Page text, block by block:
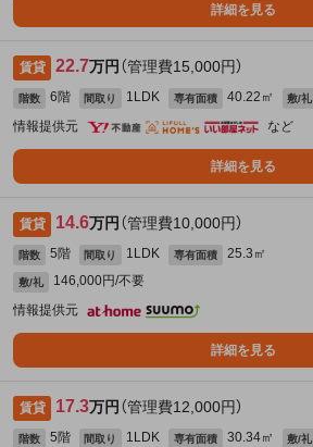
詳細を見る
賃貸 22.7万円 （管理費15,000円）
階数 6階 間取り 1LDK 専有面積 40.22㎡ 敷/礼
情報提供元
など
詳細を見る
賃貸 14.6万円 （管理費10,000円）
階数 5階 間取り 1LDK 専有面積 25.3㎡
敷/礼
146,000円/不要
情報提供元
詳細を見る
賃貸 17.3万円 （管理費12,000円）
階数 5階 間取り 1LDK 専有面積 30.34㎡ 敷/礼